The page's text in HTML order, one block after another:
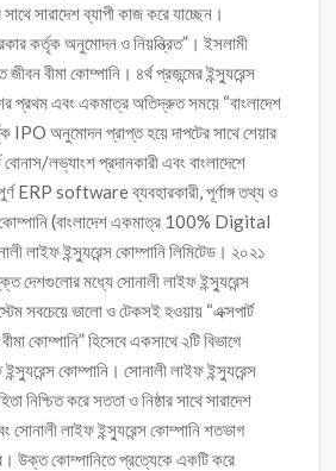
সাথে সারাদেশ ব্যাপী কাজ করে যাচ্ছেন।
কর্তৃক অনুমোদন ও নিয়ন্ত্রিত”। ইসলামী
জীবন বীমা কোম্পানি। ৪র্থ প্রজন্মের ইন্স্যুরেন্স
প্রথম এবং একমাত্র অতিদ্রুত সময়ে “বাংলাদেশ
IPO অনুমোদন প্রাপ্ত হয়ে দাপটের সাথে শেয়ার
বোনাস/লভ্যাংশ প্রদানকারী এবং বাংলাদেশে
ERP software ব্যবহারকারী, পূর্ণাঙ্গ তথ্য ও
কোম্পানি (বাংলাদেশ একমাত্র 100% Digital
লাইফ ইন্স্যুরেন্স কোম্পানি লিমিটেড। ২০২১
দেশগুলোর মধ্যে সোনালী লাইফ ইন্স্যুরেন্স
সবচেয়ে ভালো ও টেকসই হওয়ায় “এক্সপার্ট
কোম্পানি” হিসেবে একসাথে ২টি বিভাগে
কোম্পানি। সোনালী লাইফ ইন্স্যুরেন্স
নিশ্চিত করে সততা ও নিষ্ঠার সাথে সারাদেশ
সোনালী লাইফ ইন্স্যুরেন্স কোম্পানি শতভাগ
উক্ত কোম্পানিতে প্রত্যেকে একটি করে